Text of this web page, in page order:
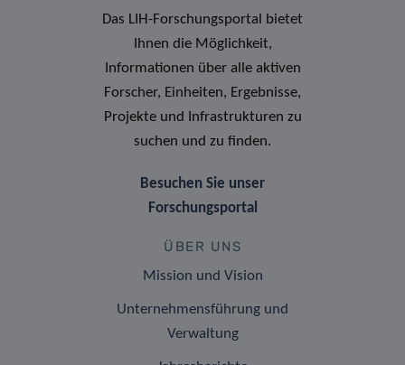
Das LIH-Forschungsportal bietet
Ihnen die Möglichkeit,
Informationen über alle aktiven
Forscher, Einheiten, Ergebnisse,
Projekte und Infrastrukturen zu
suchen und zu finden.
Besuchen Sie unser
Forschungsportal
ÜBER UNS
Mission und Vision
Unternehmensführung und
Verwaltung